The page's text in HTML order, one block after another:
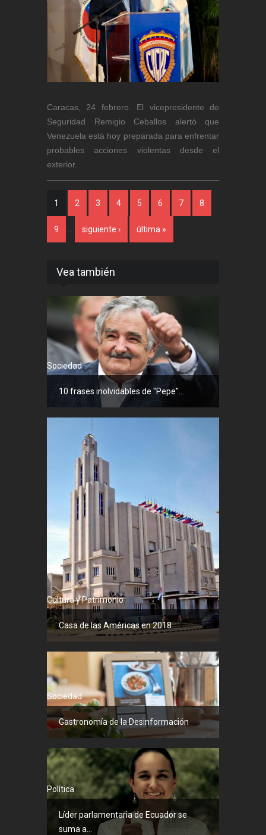
Caracas, 24 febrero. El vicepresidente de
Seguridad Remigio Ceballos alertó que
Venezuela está hoy preparada para enfrentar
probables acciones violentas desde el
exterior.
Páginas
1 2 3 4 5 6 7 8
9 siguiente › última »
Vea también
Sociedad
10 frases inolvidables de "Pepe"...
Cultura y Patrimonio
Casa de las Américas en 2018
Sociedad
Gastronomía de la Desinformación
Política
Líder parlamentaria de Ecuador se
suma a...